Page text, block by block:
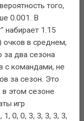
того,
0.001. В
набирает 1.15
очков в среднем,
за два сезона
с командами, не
за сезон. Это
этом сезоне
игр
0, 0, 3, 3, 3, 3, 3,